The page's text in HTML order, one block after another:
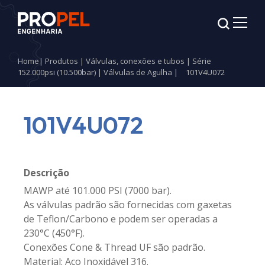
Home| Produtos | Válvulas, conexões e tubos | Série
152.000psi (10.500bar) | Válvulas de Agulha | 101V4U072
101V4U072
Descrição
MAWP até 101.000 PSI (7000 bar).
As válvulas padrão são fornecidas com gaxetas
de Teflon/Carbono e podem ser operadas a
230°C (450°F).
Conexões Cone & Thread UF são padrão.
Material: Aço Inoxidável 316.